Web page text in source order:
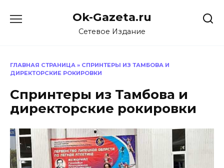
Ok-Gazeta.ru
Сетевое Издание
ГЛАВНАЯ СТРАНИЦА » СПРИНТЕРЫ ИЗ ТАМБОВА И
ДИРЕКТОРСКИЕ РОКИРОВКИ
Спринтеры из Тамбова и
директорские рокировки